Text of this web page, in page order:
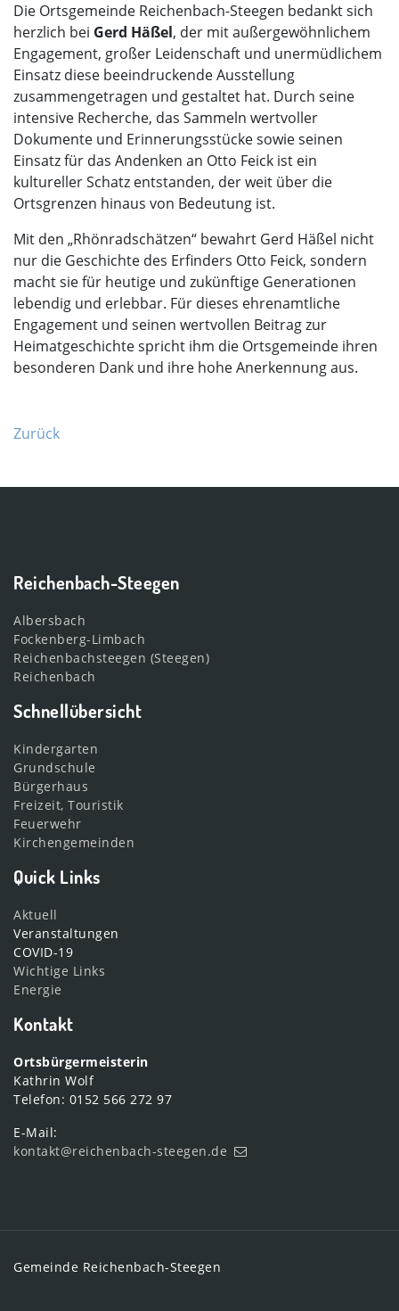
Die Ortsgemeinde Reichenbach-Steegen bedankt sich
herzlich bei Gerd Häßel, der mit außergewöhnlichem
Engagement, großer Leidenschaft und unermüdlichem
Einsatz diese beeindruckende Ausstellung
zusammengetragen und gestaltet hat. Durch seine
intensive Recherche, das Sammeln wertvoller
Dokumente und Erinnerungsstücke sowie seinen
Einsatz für das Andenken an Otto Feick ist ein
kultureller Schatz entstanden, der weit über die
Ortsgrenzen hinaus von Bedeutung ist.
Mit den „Rhönradschätzen“ bewahrt Gerd Häßel nicht
nur die Geschichte des Erfinders Otto Feick, sondern
macht sie für heutige und zukünftige Generationen
lebendig und erlebbar. Für dieses ehrenamtliche
Engagement und seinen wertvollen Beitrag zur
Heimatgeschichte spricht ihm die Ortsgemeinde ihren
besonderen Dank und ihre hohe Anerkennung aus.
Zurück
Reichenbach-Steegen
Albersbach
Fockenberg-Limbach
Reichenbachsteegen (Steegen)
Reichenbach
Schnellübersicht
Kindergarten
Grundschule
Bürgerhaus
Freizeit, Touristik
Feuerwehr
Kirchengemeinden
Quick Links
Aktuell
Veranstaltungen
COVID-19
Wichtige Links
Energie
Kontakt
Ortsbürgermeisterin
Kathrin Wolf
Telefon: 0152 566 272 97
E-Mail:
kontakt@reichenbach-steegen.de
Gemeinde Reichenbach-Steegen